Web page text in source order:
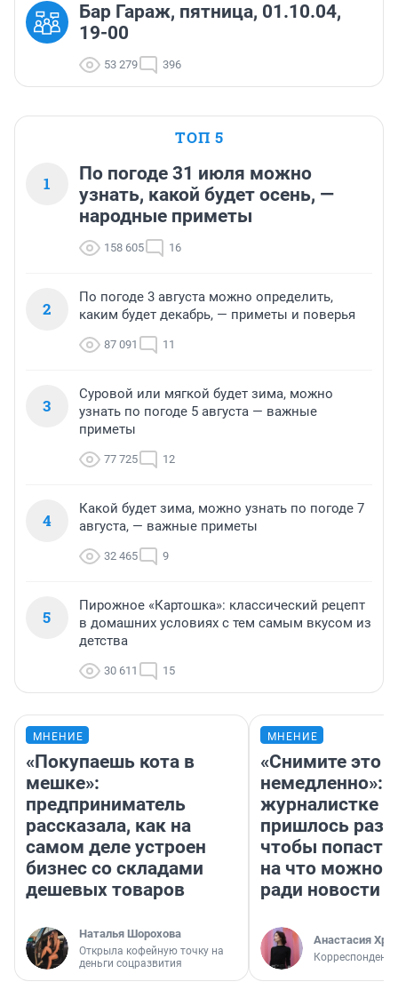
Бар Гараж, пятница, 01.10.04,
19-00
53 279 396
ТОП 5
1
По погоде 31 июля можно
узнать, какой будет осень, —
народные приметы
158 605 16
2
По погоде 3 августа можно определить,
каким будет декабрь, — приметы и поверья
87 091 11
3
Суровой или мягкой будет зима, можно
узнать по погоде 5 августа — важные
приметы
77 725 12
4
Какой будет зима, можно узнать по погоде 7
августа, — важные приметы
32 465 9
5
Пирожное «Картошка»: классический рецепт
в домашних условиях с тем самым вкусом из
детства
30 611 15
МНЕНИЕ
«Покупаешь кота в
мешке»:
предприниматель
рассказала, как на
самом деле устроен
бизнес со складами
дешевых товаров
Наталья Шорохова
Открыла кофейную точку на
деньги соцразвития
МНЕНИЕ
«Снимите это
немедленно»:
журналистке
пришлось
чтобы попасть
на что можно
ради новости
Анастасия
Корреспондент